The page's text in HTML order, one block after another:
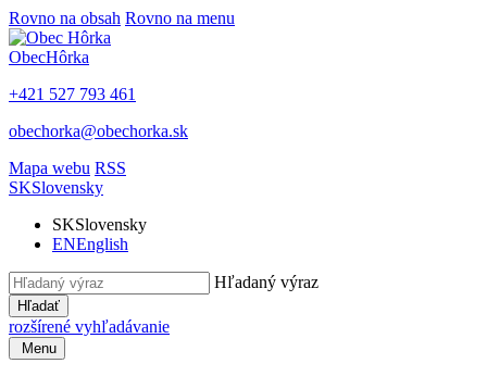
Rovno na obsah Rovno na menu
ObecHôrka
+421 527 793 461
obechorka@obechorka.sk
Mapa webu RSS
SKSlovensky
SKSlovensky
ENEnglish
Hľadaný výraz
Hľadať
rozšírené vyhľadávanie
Menu